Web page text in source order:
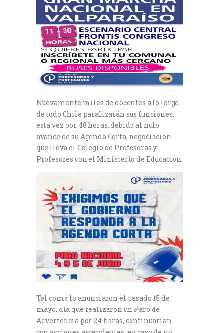
Nuevamente miles de docentes a lo largo
de todo Chile paralizarán sus funciones,
esta vez por 48 horas, debido al nulo
avance de su Agenda Corta, negociación
que lleva el Colegio de Profesoras y
Profesores con el Ministerio de Educación.
Tal como lo anunciaron el pasado 15 de
mayo, día que realizaron un Paro de
Advertencia por 24 horas, continuarían